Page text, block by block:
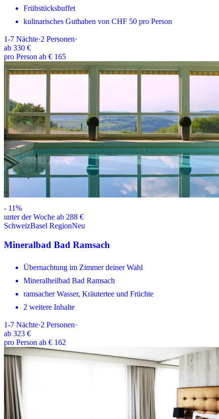
Frühstücksbuffet
kulinarisches Guthaben von CHF 50 pro Person
1-7 Nächte·2 Personen·
ab 330 €
pro Person ab € 165
- 11%
unter der Woche ab 288 €
SchweizBasel RegionNeu
Mineralbad Bad Ramsach
Übernachtung im Zimmer deiner Wahl
Mineralheilbad Bad Ramsach
ramsacher Wasser, Kräutertee und Früchte
2 weitere Inhalte
1-7 Nächte·2 Personen·
ab 323 €
pro Person ab € 162